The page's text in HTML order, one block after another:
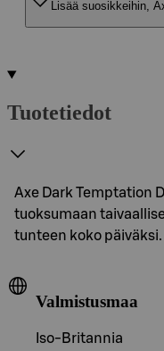
Lisää suosikkeihin,
Tuotetiedot
Axe Dark Temptation
tuoksumaan
tunteen koko
Valmistusmaa
Iso-Britannia